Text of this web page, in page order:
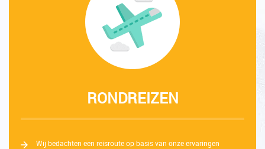
RONDREIZEN
Wij bedachten een reisroute op basis van onze ervaringen